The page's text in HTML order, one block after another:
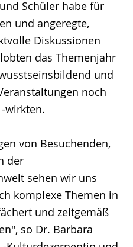
Schüler habe für
und angeregte,
Diskussionen
das Themenjahr
und
noch
wirkten.
von Besuchenden,
der
sehen wir uns
komplexe Themen in
und zeitgemäß
so Dr. Barbara